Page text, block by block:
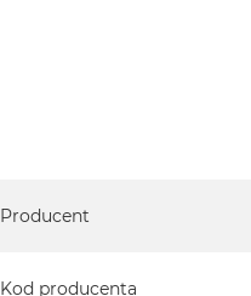
Producent
Kod producenta